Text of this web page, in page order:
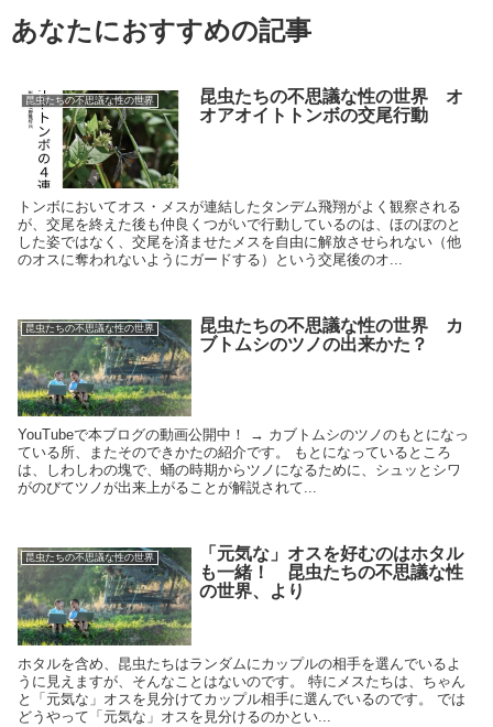
あなたにおすすめの記事
昆虫たちの不思議な性の世界
昆虫たちの不思議な性の世界 オ
オアオイトトンボの交尾行動
トンボにおいてオス・メスが連結したタンデム飛翔がよく観察される
が、交尾を終えた後も仲良くつがいで行動しているのは、ほのぼのと
した姿ではなく、交尾を済ませたメスを自由に解放させられない（他
のオスに奪われないようにガードする）という交尾後のオ...
昆虫たちの不思議な性の世界
昆虫たちの不思議な性の世界 カ
ブトムシのツノの出来かた？
YouTubeで本ブログの動画公開中！ → カブトムシのツノのもとになっ
ている所、またそのできかたの紹介です。 もとになっているところ
は、しわしわの塊で、蛹の時期からツノになるために、シュッとシワ
がのびてツノが出来上がることが解説されて...
昆虫たちの不思議な性の世界
「元気な」オスを好むのはホタル
も一緒！ 昆虫たちの不思議な性
の世界、より
ホタルを含め、昆虫たちはランダムにカップルの相手を選んでいるよ
うに見えますが、そんなことはないのです。 特にメスたちは、ちゃん
と「元気な」オスを見分けてカップル相手に選んでいるのです。 では
どうやって「元気な」オスを見分けるのかとい...